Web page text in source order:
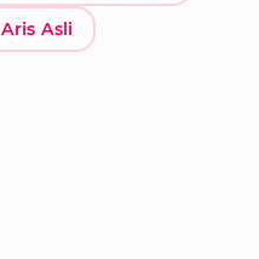
Aris Asli